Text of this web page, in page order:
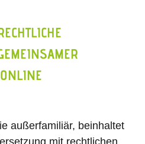
außerfamiliär, beinhaltet
mit rechtlichen